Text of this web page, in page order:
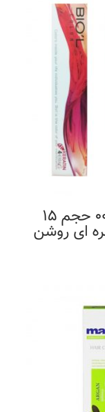
رنگ مو بیول شماره 0010 حجم 15
ای روشن